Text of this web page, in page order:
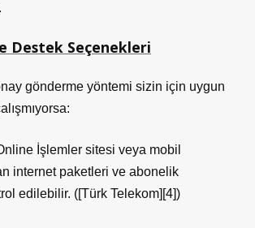
Destek Seçenekleri
gönderme yöntemi sizin için uygun
İşlemler sitesi veya mobil
internet paketleri ve abonelik
edilebilir. ([Türk Telekom][4])